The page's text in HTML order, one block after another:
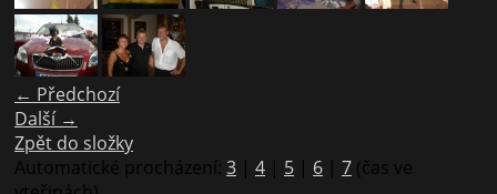
← Předchozí
Další →
Zpět do složky
Automatické procházení: 3 | 4 | 5 | 6 | 7 (čas ve